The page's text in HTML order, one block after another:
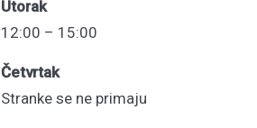
Utorak
12:00 – 15:00
Četvrtak
Stranke se ne primaju